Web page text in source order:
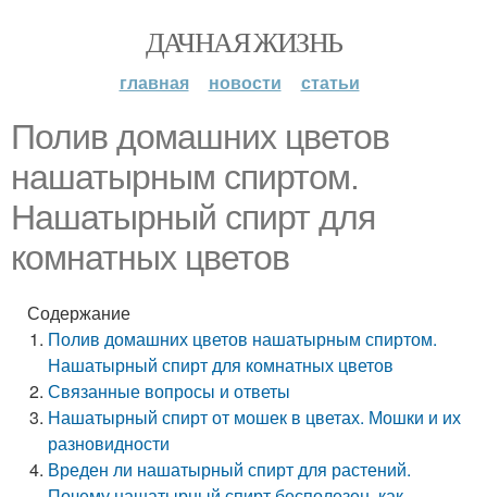
ДАЧНАЯ ЖИЗНЬ
главная новости статьи
Полив домашних цветов
нашатырным спиртом.
Нашатырный спирт для
комнатных цветов
Содержание
Полив домашних цветов нашатырным спиртом.
Нашатырный спирт для комнатных цветов
Связанные вопросы и ответы
Нашатырный спирт от мошек в цветах. Мошки и их
разновидности
Вреден ли нашатырный спирт для растений.